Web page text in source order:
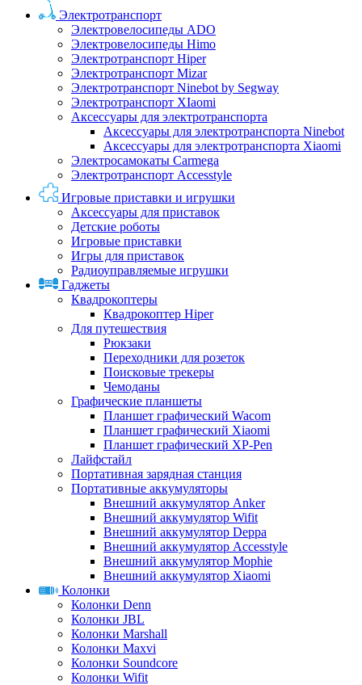
Электротранспорт
Электровелосипеды ADO
Электровелосипеды Himo
Электротранспорт Hiper
Электротранспорт Mizar
Электротранспорт Ninebot by Segway
Электротранспорт XIaomi
Аксессуары для электротранспорта
Аксессуары для электротранспорта Ninebot
Аксессуары для электротранспорта Xiaomi
Электросамокаты Carmega
Электротранспорт Accesstyle
Игровые приставки и игрушки
Аксессуары для приставок
Детские роботы
Игровые приставки
Игры для приставок
Радиоуправляемые игрушки
Гаджеты
Квадрокоптеры
Квадрокоптер Hiper
Для путешествия
Рюкзаки
Переходники для розеток
Поисковые трекеры
Чемоданы
Графические планшеты
Планшет графический Wacom
Планшет графический Xiaomi
Планшет графический XP-Pen
Лайфстайл
Портативная зарядная станция
Портативные аккумуляторы
Внешний аккумулятор Anker
Внешний аккумулятор Wifit
Внешний аккумулятор Deppa
Внешний аккумулятор Accesstyle
Внешний аккумулятор Mophie
Внешний аккумулятор Xiaomi
Колонки
Колонки Denn
Колонки JBL
Колонки Marshall
Колонки Maxvi
Колонки Soundcore
Колонки Wifit